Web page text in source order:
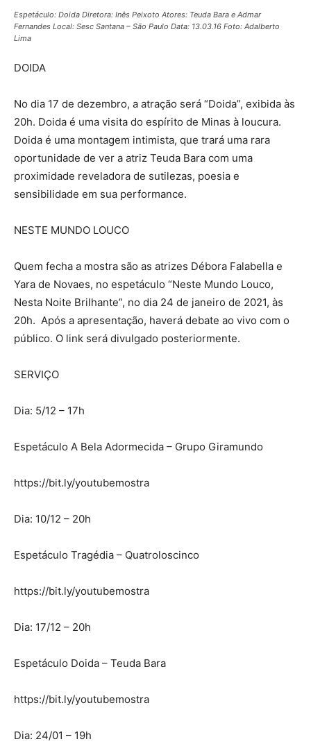
Espetáculo: Doida Diretora: Inês Peixoto Atores: Teuda Bara e Admar
Fernandes Local: Sesc Santana – São Paulo Data: 13.03.16 Foto: Adalberto
Lima
DOIDA
No dia 17 de dezembro, a atração será “Doida”, exibida às
20h. Doida é uma visita do espírito de Minas à loucura.
Doida é uma montagem intimista, que trará uma rara
oportunidade de ver a atriz Teuda Bara com uma
proximidade reveladora de sutilezas, poesia e
sensibilidade em sua performance.
NESTE MUNDO LOUCO
Quem fecha a mostra são as atrizes Débora Falabella e
Yara de Novaes, no espetáculo “Neste Mundo Louco,
Nesta Noite Brilhante”, no dia 24 de janeiro de 2021, às
20h. Após a apresentação, haverá debate ao vivo com o
público. O link será divulgado posteriormente.
SERVIÇO
Dia: 5/12 – 17h
Espetáculo A Bela Adormecida – Grupo Giramundo
https://bit.ly/youtubemostra
Dia: 10/12 – 20h
Espetáculo Tragédia – Quatroloscinco
https://bit.ly/youtubemostra
Dia: 17/12 – 20h
Espetáculo Doida – Teuda Bara
https://bit.ly/youtubemostra
Dia: 24/01 – 19h